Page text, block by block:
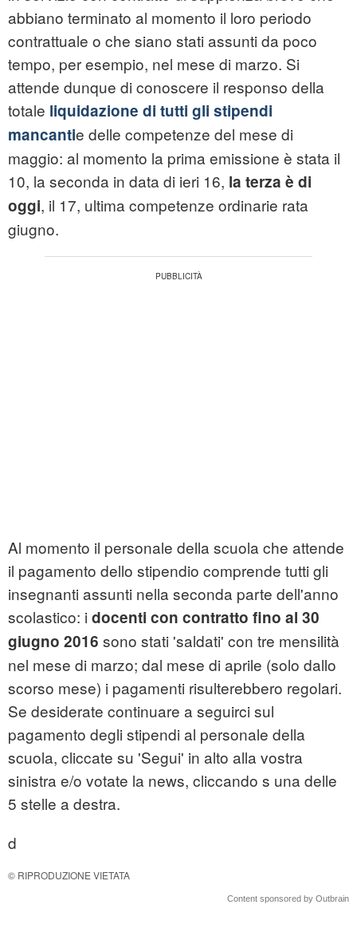
abbiano terminato al momento il loro periodo
contrattuale o che siano stati assunti da poco
tempo, per esempio, nel mese di marzo. Si
attende dunque di conoscere il responso della
totale liquidazione di tutti gli stipendi
mancantie delle competenze del mese di
maggio: al momento la prima emissione è stata il
10, la seconda in data di ieri 16, la terza è di
oggi, il 17, ultima competenze ordinarie rata
giugno.
Al momento il personale della scuola che attende
il pagamento dello stipendio comprende tutti gli
insegnanti assunti nella seconda parte dell'anno
scolastico: i docenti con contratto fino al 30
giugno 2016 sono stati 'saldati' con tre mensilità
nel mese di marzo; dal mese di aprile (solo dallo
scorso mese) i pagamenti risulterebbero regolari.
Se desiderate continuare a seguirci sul
pagamento degli stipendi al personale della
scuola, cliccate su 'Segui' in alto alla vostra
sinistra e/o votate la news, cliccando s una delle
5 stelle a destra.
d
© RIPRODUZIONE VIETATA
Content sponsored by Outbrain